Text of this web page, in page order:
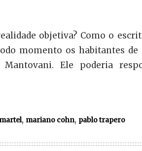
objetiva? Como o
momento os habitantes de
Ele poderia
, mariano cohn, pablo trapero